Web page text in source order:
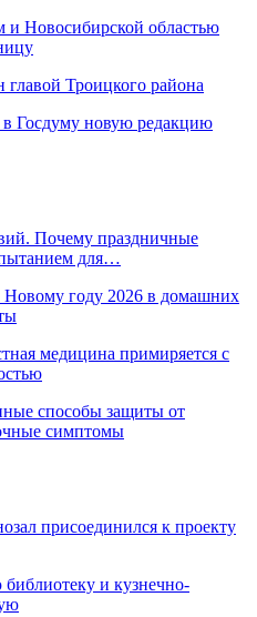
Новосибирской областью
Троицкого района
в Госдуму новую редакцию
Почему праздничные
для…
году 2026 в домашних
медицина примиряется с
способы защиты от
симптомы
присоединился к проекту
и кузнечно-